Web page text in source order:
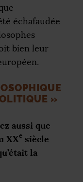
échafaudée
bien leur
»
aussi que
XXe siècle
la